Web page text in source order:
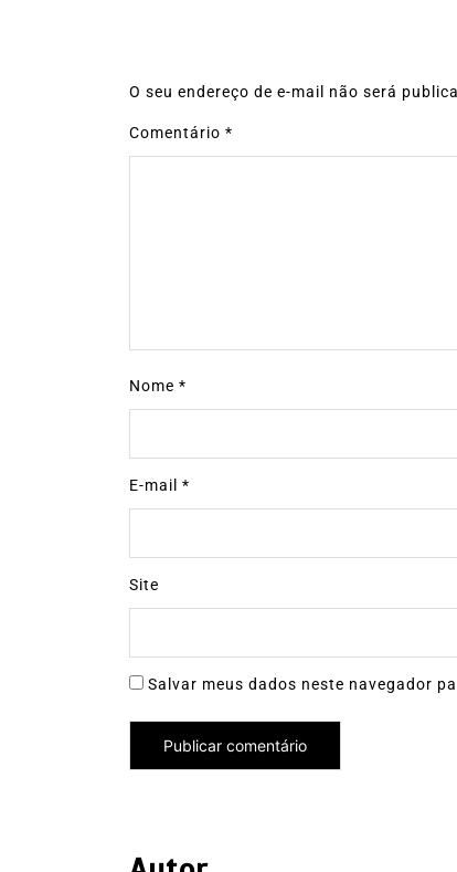
O seu endereço de e-mail não será
Comentário *
Nome *
E-mail *
Site
Salvar meus dados neste navegador